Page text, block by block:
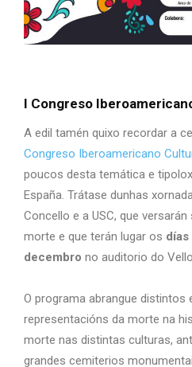
I Congreso
A edil tamén quixo recordar a
Congreso Iberoamericano
poucos desta temática e
España. Trátase dunhas
Concello e a USC, que
morte e que terán lugar os
decembro no auditorio do
O programa abrangue distintos
representacións da morte na
morte nas distintas culturas,
grandes cemiterios